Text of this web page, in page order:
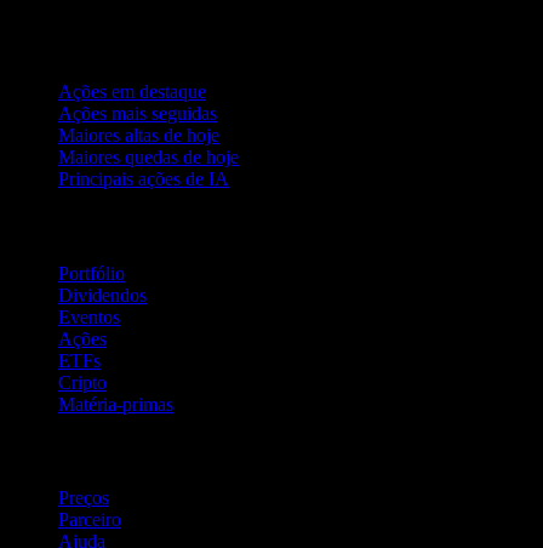
Ações em destaque
Ações mais seguidas
Maiores altas de hoje
Maiores quedas de hoje
Principais ações de IA
Portfólio
Dividendos
Eventos
Ações
ETFs
Cripto
Matéria-primas
Preços
Parceiro
Ajuda